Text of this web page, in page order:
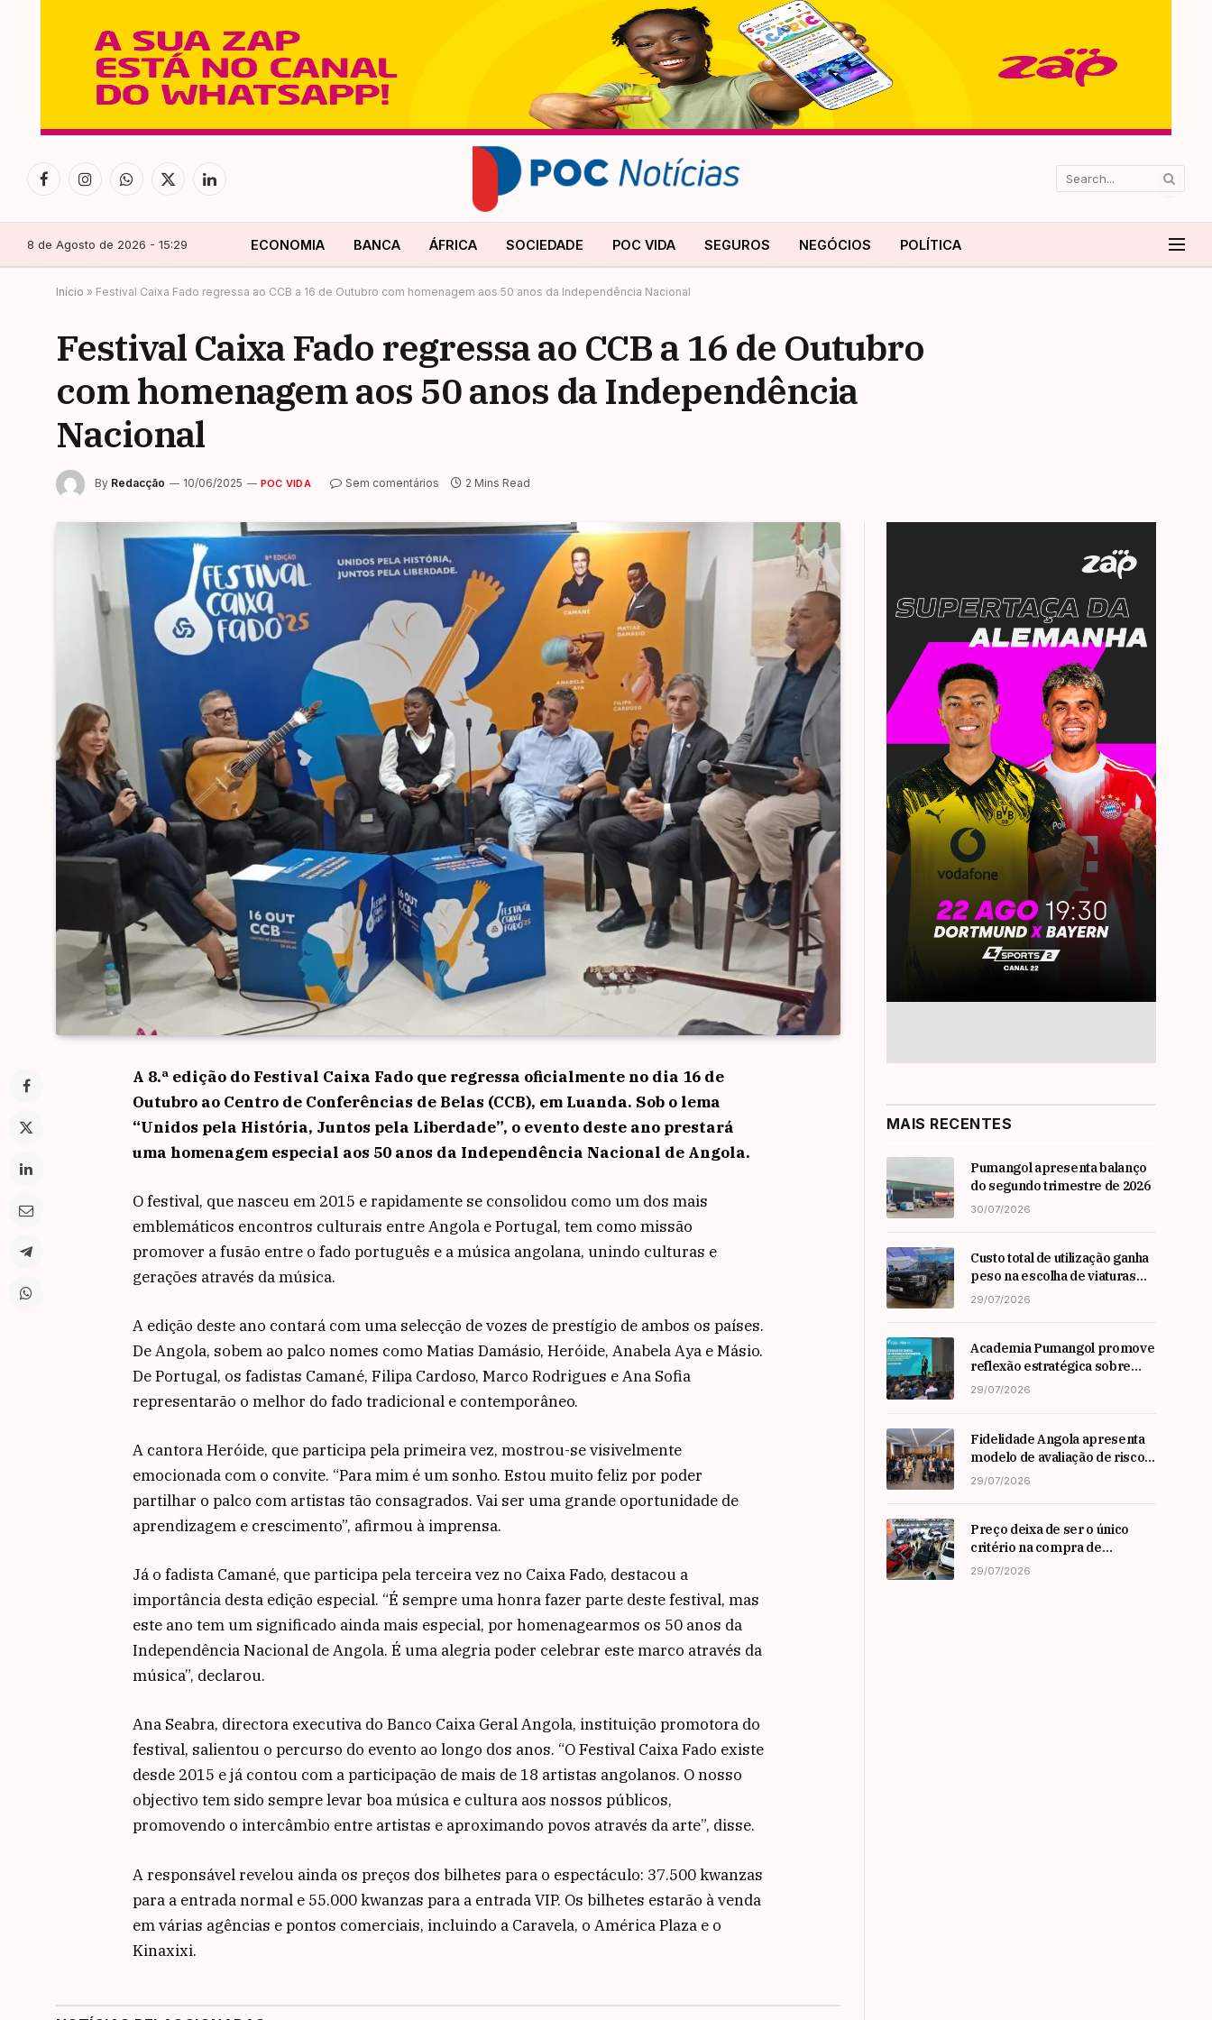
FacebookInstagramWhatsApp
X
LinkedIn
8 de Agosto de 2026 - 15:29 ECONOMIA BANCA ÁFRICA SOCIEDADE POC VIDA SEGUROS NEGÓCIOS POLÍTICA
Início » Festival Caixa Fado regressa ao CCB a 16 de Outubro com homenagem aos 50 anos da Independência Nacional
Festival Caixa Fado regressa ao CCB a 16 de Outubro
com homenagem aos 50 anos da Independência
Nacional
By Redacção 10/06/2025 POC VIDA Sem comentários 2 Mins Read
A 8.ª edição do Festival Caixa Fado que regressa oficialmente no dia 16 de
Outubro ao Centro de Conferências de Belas (CCB), em Luanda. Sob o lema
“Unidos pela História, Juntos pela Liberdade”, o evento deste ano prestará
uma homenagem especial aos 50 anos da Independência Nacional de Angola.
O festival, que nasceu em 2015 e rapidamente se consolidou como um dos mais
emblemáticos encontros culturais entre Angola e Portugal, tem como missão
promover a fusão entre o fado português e a música angolana, unindo culturas e
gerações através da música.
A edição deste ano contará com uma selecção de vozes de prestígio de ambos os países.
De Angola, sobem ao palco nomes como Matias Damásio, Heróide, Anabela Aya e Másio.
De Portugal, os fadistas Camané, Filipa Cardoso, Marco Rodrigues e Ana Sofia
representarão o melhor do fado tradicional e contemporâneo.
A cantora Heróide, que participa pela primeira vez, mostrou-se visivelmente
emocionada com o convite. “Para mim é um sonho. Estou muito feliz por poder
partilhar o palco com artistas tão consagrados. Vai ser uma grande oportunidade de
aprendizagem e crescimento”, afirmou à imprensa.
Já o fadista Camané, que participa pela terceira vez no Caixa Fado, destacou a
importância desta edição especial. “É sempre uma honra fazer parte deste festival, mas
este ano tem um significado ainda mais especial, por homenagearmos os 50 anos da
Independência Nacional de Angola. É uma alegria poder celebrar este marco através da
música”, declarou.
Ana Seabra, directora executiva do Banco Caixa Geral Angola, instituição promotora do
festival, salientou o percurso do evento ao longo dos anos. “O Festival Caixa Fado existe
desde 2015 e já contou com a participação de mais de 18 artistas angolanos. O nosso
objectivo tem sido sempre levar boa música e cultura aos nossos públicos,
promovendo o intercâmbio entre artistas e aproximando povos através da arte”, disse.
A responsável revelou ainda os preços dos bilhetes para o espectáculo: 37.500 kwanzas
para a entrada normal e 55.000 kwanzas para a entrada VIP. Os bilhetes estarão à venda
em várias agências e pontos comerciais, incluindo a Caravela, o América Plaza e o
Kinaxixi.
MAIS RECENTES
Pumangol apresenta balanço
do segundo trimestre de 2026
30/07/2026
Custo total de utilização ganha
peso na escolha de viaturas
em angola
29/07/2026
Academia Pumangol promove
reflexão estratégica sobre
liderança e inovação com
29/07/2026
Fidelidade Angola apresenta
modelo de avaliação de risco
em Workshop da ARSEG
29/07/2026
Preço deixa de ser o único
critério na compra de
automóveis em angola
29/07/2026